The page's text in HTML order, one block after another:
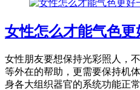
女性怎么才能气色更
女性朋友要想保持光彩照人，
等外在的帮助，更需要保持机
身各大组织器官的系统功能正